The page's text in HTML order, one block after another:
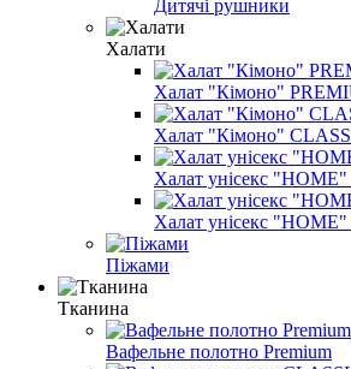
Дитячі рушники
Халати
Халат "Кімоно"
Халат "Кімоно"
Халат унісекс
Халат унісекс
Піжами
Тканина
Вафельне полотно Premium